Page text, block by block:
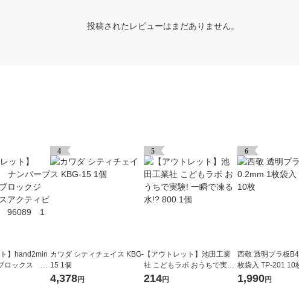
投稿されたレビューはまだありません。
ト】hand2min
ロックス ブ
ランスアク
ット 96089
4
カワダ シティチェイス KBG-
15 1個
4,378円
5
【アウトレット】池田工業
社 こどもラボ おうちで実験!
一瞬で凍る水!? 800 1個
214円
6
西敬 透明プラ板
枚袋入 TP-201 10
1,990円